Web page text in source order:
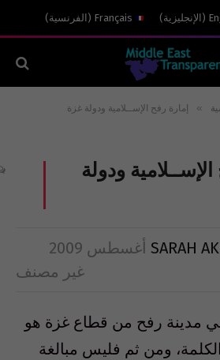
( الإنجليزية)
Français
( الفرنسية)
» إمارة رفح الإســلامية ودولة غزة
ودولة
SARAH
غير مصنف
مدينة رفح من قطاع غزة هو
ومن ثم فليس مبالغة